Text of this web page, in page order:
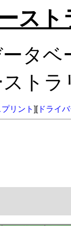
ス
ータ
ト
リント ][ドライ